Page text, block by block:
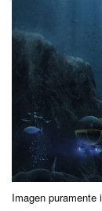
Imagen puramente